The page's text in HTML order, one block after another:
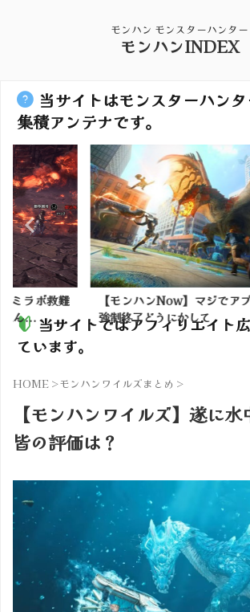
モンハン モンスターハンター
モンハンINDEX
当サイトはモンスターハン
集積アンテナです。
ラボ救難
ん...
【モンハンNow】マジでアプ
強制終了どうにかして
当サイトではアフィリエイト
ています。
HOME >モンハンワイルズまとめ >
【モンハンワイルズ】遂に水
皆の評価は？